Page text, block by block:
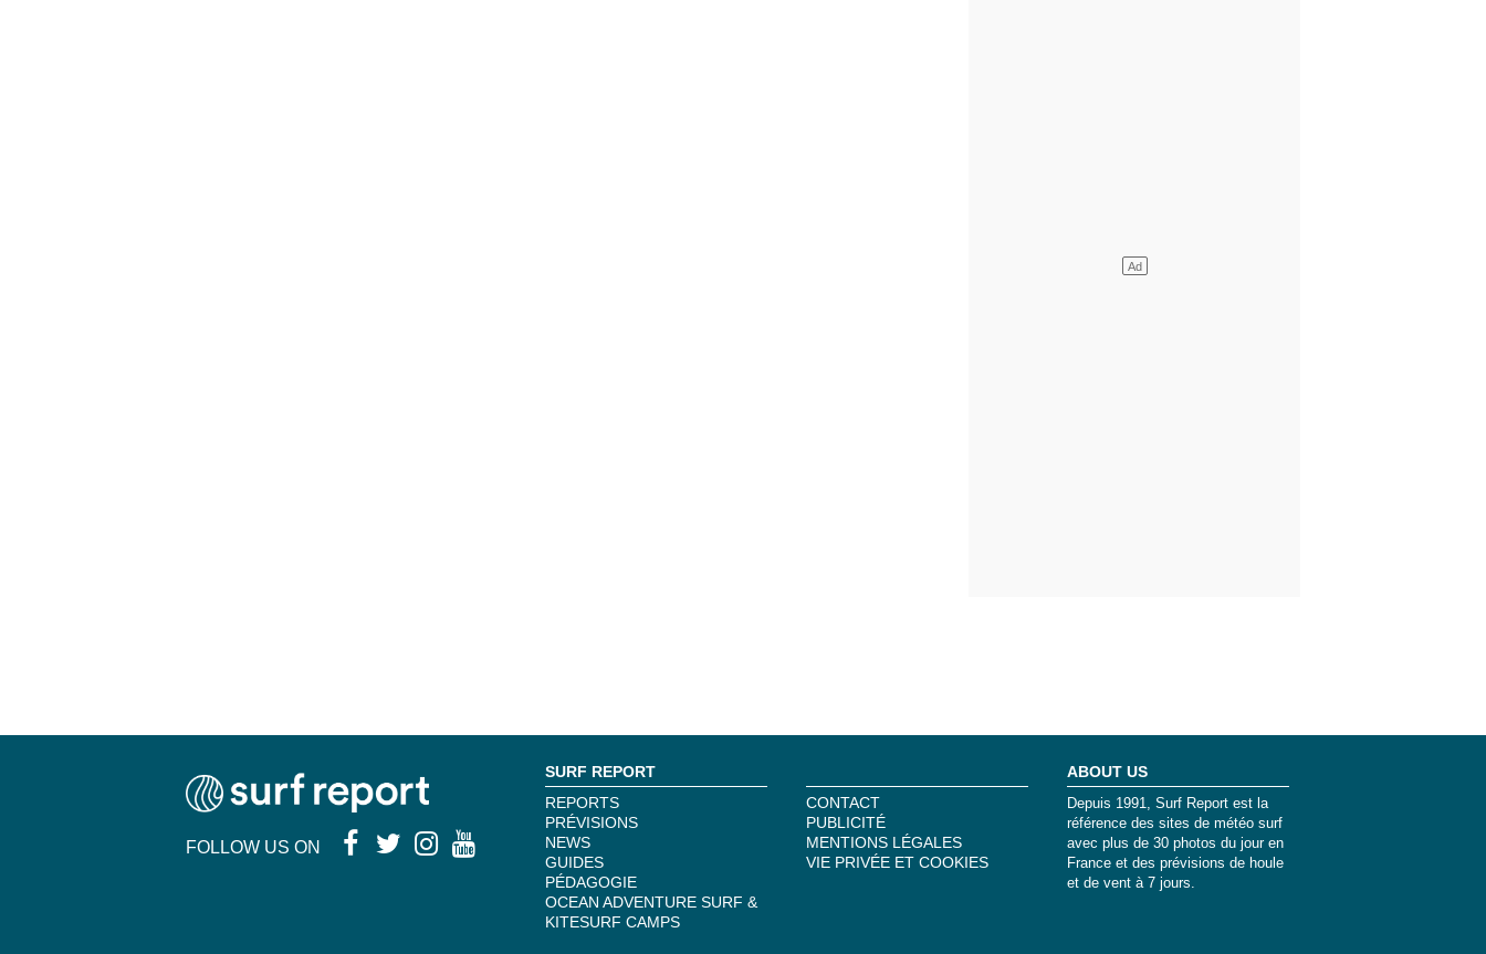
FOLLOW US ON
SURF REPORT
REPORTS
PRÉVISIONS
NEWS
GUIDES
PÉDAGOGIE
OCEAN ADVENTURE SURF &
KITESURF CAMPS
CONTACT
PUBLICITÉ
MENTIONS LÉGALES
VIE PRIVÉE ET COOKIES
ABOUT US
Depuis 1991, Surf Report est la
référence des sites de météo surf
avec plus de 30 photos du jour en
France et des prévisions de houle
et de vent à 7 jours.